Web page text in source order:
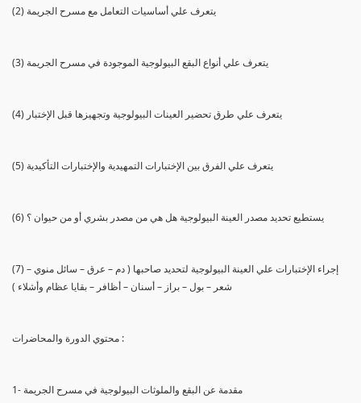
(2) يتعرف علي أساسيات التعامل مع مسرح الجريمة
(3) يتعرف علي أنواع البقع البيولوجية الموجودة في مسرح الجريمة
(4) يتعرف علي طرق تحضير العينات البيولوجية وتجهيزها قبل الإختبار
(5) يتعرف علي الفرق بين الإختبارات التمهيدية والإختبارات التأكيدية
(6) يستطيع تحديد مصدر العينة البيولوجية هل هي من مصدر بشري أو من حيوان ؟
(7) إجراء الإختبارات علي العينة البيولوجية لتحديد صاحبها ( دم – عرق – سائل منوي –
شعر – بول – براز – أسنان – أظافر – بقايا عظام وأشلاء )
محتوي الدورة والمحاضرات :
1- مقدمة عن البقع والملوثات البيولوجية في مسرح الجريمة